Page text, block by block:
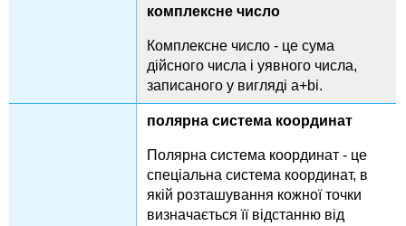
комплексне число
Комплексне число - це сума
дійсного числа і уявного числа,
записаного у вигляді a+bi.
полярна система координат
Полярна система координат - це
спеціальна система координат, в
якій розташування кожної точки
визначається її відстанню від